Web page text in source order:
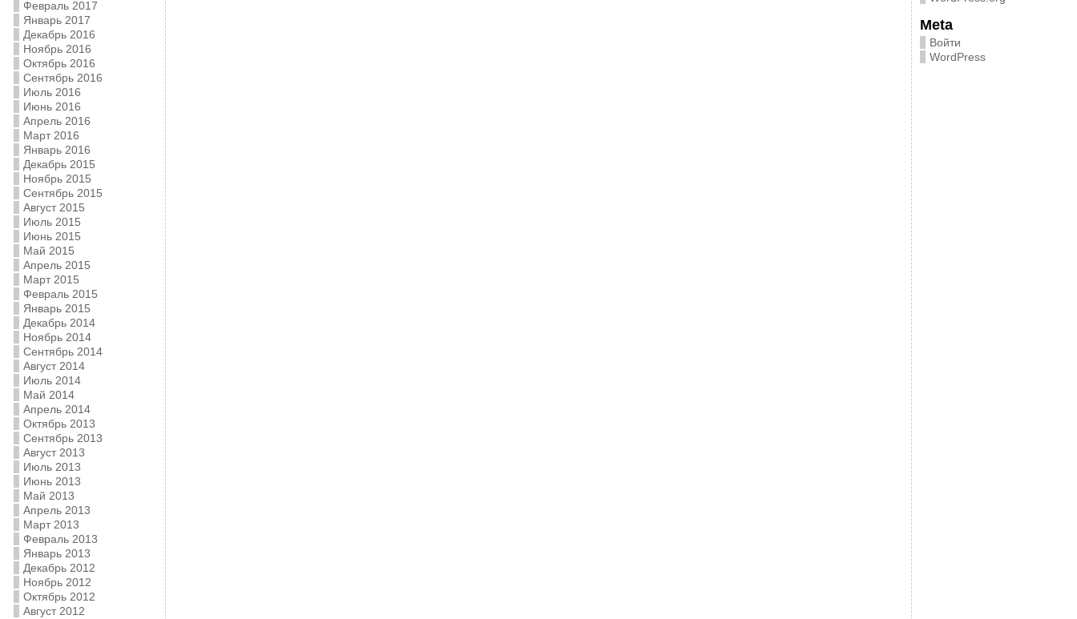
Февраль 2017
Январь 2017
Декабрь 2016
Ноябрь 2016
Октябрь 2016
Сентябрь 2016
Июль 2016
Июнь 2016
Апрель 2016
Март 2016
Январь 2016
Декабрь 2015
Ноябрь 2015
Сентябрь 2015
Август 2015
Июль 2015
Июнь 2015
Май 2015
Апрель 2015
Март 2015
Февраль 2015
Январь 2015
Декабрь 2014
Ноябрь 2014
Сентябрь 2014
Август 2014
Июль 2014
Май 2014
Апрель 2014
Октябрь 2013
Сентябрь 2013
Август 2013
Июль 2013
Июнь 2013
Май 2013
Апрель 2013
Март 2013
Февраль 2013
Январь 2013
Декабрь 2012
Ноябрь 2012
Октябрь 2012
Август 2012
Meta
Войти
WordPress